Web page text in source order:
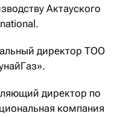
Актауского
директор ТОО
директор по
компания